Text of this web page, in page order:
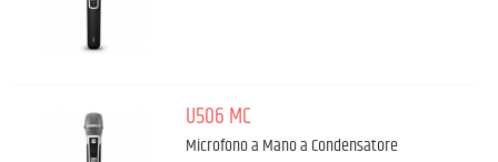
U506 MC
Microfono a Mano a Condensatore